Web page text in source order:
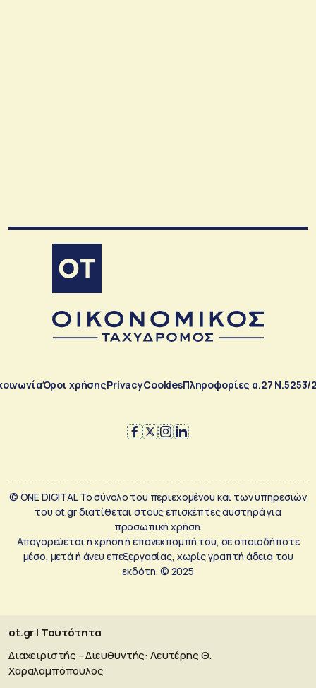
Όροι χρήσηςPrivacyCookiesΠληροφορίες α.27 Ν.5253/
© ONE DIGITAL Το σύνολο του περιεχομένου και των υπηρεσιών
του ot.gr διατίθεται στους επισκέπτες αυστηρά για
προσωπική χρήση.
Απαγορεύεται η χρήση ή επανεκπομπή του, σε οποιοδήποτε
μέσο, μετά ή άνευ επεξεργασίας, χωρίς γραπτή άδεια του
εκδότη. © 2025
ot.gr | Ταυτότητα
Διαχειριστής - Διευθυντής: Λευτέρης Θ.
Χαραλαμπόπουλος